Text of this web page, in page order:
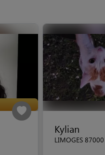
Kylian
LIMOGES 87000